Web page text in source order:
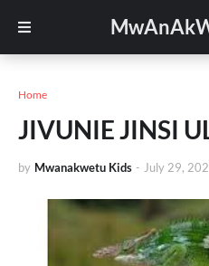
Home
JIVUNIE JINSI
by Mwanakwetu Kids - July 29,